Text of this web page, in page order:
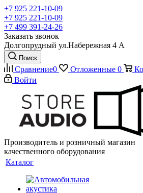
+7 925 221-10-09
+7 925 221-10-09
+7 499 391-24-26
Заказать звонок
Долгопрудный ул.Набережная 4 А
Поиск
Сравнение0 Отложенные 0
Войти
Производитель и розничный магазин
качественного оборудования
Каталог